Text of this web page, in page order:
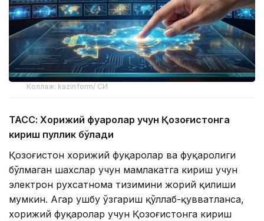
Коллаж: kazinform/ СИ
ТАСС: Хорижий фуқаролар учун Қозоғистонга
кириш пуллик бўлади
Қозоғистон хорижий фуқаролар ва фуқаролиги
бўлмаган шахслар учун мамлакатга кириш учун
электрон рухсатнома тизимини жорий қилиши
мумкин. Агар ушбу ўзгариш қўллаб-қувватланса,
хорижий фуқаролар учун Қозоғистонга кириш